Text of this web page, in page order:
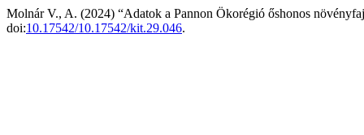
Molnár V., A. (2024) “Adatok a Pannon Ökorégió őshonos
doi:10.17542/10.17542/kit.29.046.